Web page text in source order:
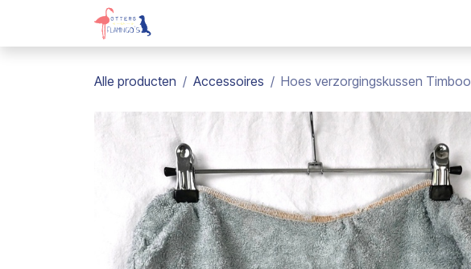
Overslaan naar inhoud
Alle producten Accessoires Hoes verzorgingskussen Timboo